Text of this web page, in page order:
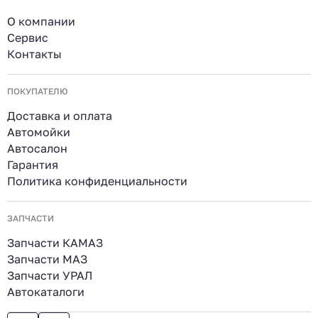
О компании
Сервис
Контакты
ПОКУПАТЕЛЮ
Доставка и оплата
Автомойки
Автосалон
Гарантия
Политика конфиденциальности
ЗАПЧАСТИ
Запчасти КАМАЗ
Запчасти МАЗ
Запчасти УРАЛ
Автокаталоги